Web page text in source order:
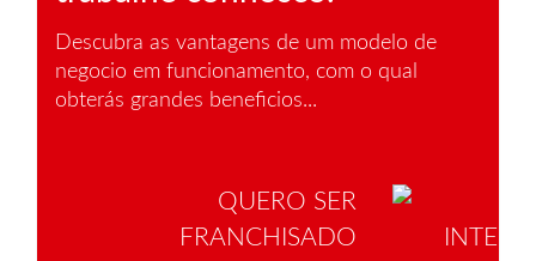
Descubra as vantagens de um modelo de
negocio em funcionamento, com o qual
obterás grandes beneficios...
QUERO SER
FRANCHISADO